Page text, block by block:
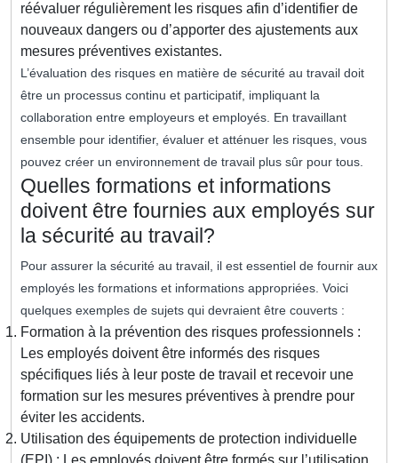
réévaluer régulièrement les risques afin d’identifier de
nouveaux dangers ou d’apporter des ajustements aux
mesures préventives existantes.
L’évaluation des risques en matière de sécurité au travail doit
être un processus continu et participatif, impliquant la
collaboration entre employeurs et employés. En travaillant
ensemble pour identifier, évaluer et atténuer les risques, vous
pouvez créer un environnement de travail plus sûr pour tous.
Quelles formations et informations
doivent être fournies aux employés sur
la sécurité au travail?
Pour assurer la sécurité au travail, il est essentiel de fournir aux
employés les formations et informations appropriées. Voici
quelques exemples de sujets qui devraient être couverts :
Formation à la prévention des risques professionnels :
Les employés doivent être informés des risques
spécifiques liés à leur poste de travail et recevoir une
formation sur les mesures préventives à prendre pour
éviter les accidents.
Utilisation des équipements de protection individuelle